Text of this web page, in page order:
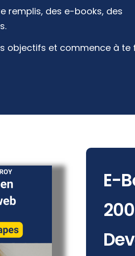
remplis, des e-books, des
objectifs et commence à te
E-